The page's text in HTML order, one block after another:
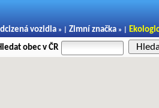
vozidla » | Zimní značka » |
obec v ČR